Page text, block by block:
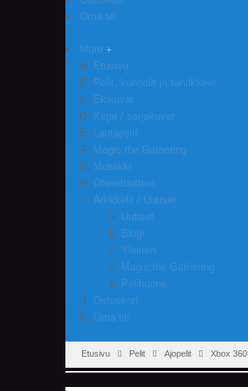
Oma tili
More
Etusivu
Pelit, konsolit ja tarvikkeet
Elokuvat
Kirjat / sarjakuvat
Lautapelit
Magic the Gathering
Musiikki
Oheistuotteet
Artikkelit / Uutiset
Uutiset
Blogi
Yleinen
Magic the Gathering
Pelihuone
Ostoskori
Oma tili
Etusivu Pelit Ajopelit Xbox 360